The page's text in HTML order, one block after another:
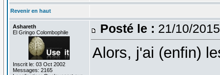
Revenir en haut
Ashareth
El Gringo Colombophile
Inscrit le: 03 Oct 2002
Messages: 2165
Posté le : 21/10/
Alors, j'ai (enfin)